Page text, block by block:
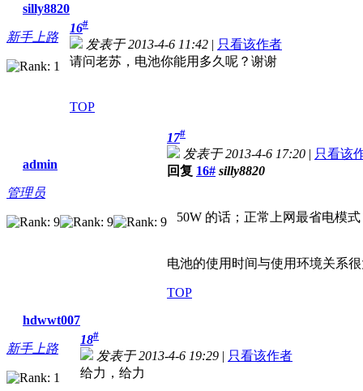
silly8820
新手上路
16#
发表于 2013-4-6 11:42 | 只看该作者
请问老苏，电池你能用多久呢？谢谢
TOP
admin
管理员
17#
发表于 2013-4-6 17:20 | 只看该
回复 16# silly8820
50W 的话；正常上网最省电模
电池的使用时间与使用环境关系
TOP
hdwwt007
新手上路
18#
发表于 2013-4-6 19:29 | 只看该作者
给力，给力